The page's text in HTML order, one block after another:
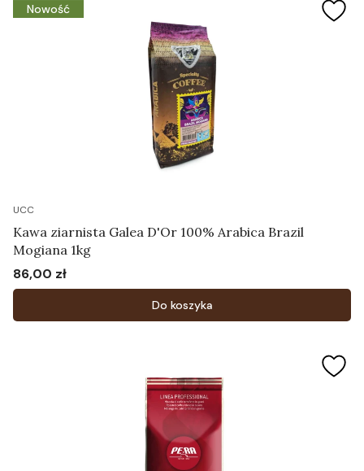
Nowość
UCC
Kawa ziarnista Galea D'Or 100% Arabica Brazil
Mogiana 1kg
Cena
86,00 zł
Do koszyka